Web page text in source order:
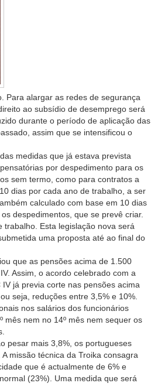
Para alargar as redes de segurança
ao subsídio de desemprego será
durante o período de aplicação das
assim que se intensificou o
medidas que já estava prevista
por despedimento para os
sem termo, como para contratos a
dias por cada ano de trabalho, a ser
calculado com base em 10 dias
despedimentos, que se prevê criar.
Esta legislação nova será
uma proposta até ao final do
que as pensões acima de 1.500
Assim, o acordo celebrado com a
já previa corte nas pensões acima
seja, reduções entre 3,5% e 10%.
nos salários dos funcionários
mês nem no 14º mês nem sequer os
pesar mais 3,8%, os portugueses
missão técnica da Troika consagra
que é actualmente de 6% e
(23%). Uma medida que será